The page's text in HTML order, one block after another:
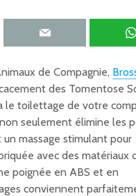
de Compagnie,
des Tomentose
le toilettage de votre
seulement élimine les
massage stimulant pour
avec des matériaux
poignée en ABS et en
conviennent